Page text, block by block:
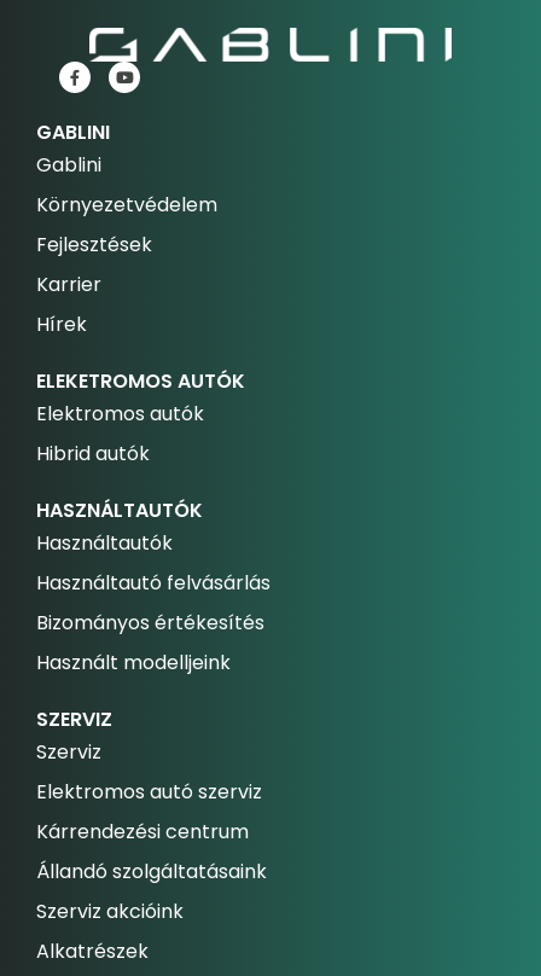
GABLINI
Gablini
Környezetvédelem
Fejlesztések
Karrier
Hírek
ELEKETROMOS AUTÓK
Elektromos autók
Hibrid autók
HASZNÁLTAUTÓK
Használtautók
Használtautó felvásárlás
Bizományos értékesítés
Használt modelljeink
SZERVIZ
Szerviz
Elektromos autó szerviz
Kárrendezési centrum
Állandó szolgáltatásaink
Szerviz akcióink
Alkatrészek